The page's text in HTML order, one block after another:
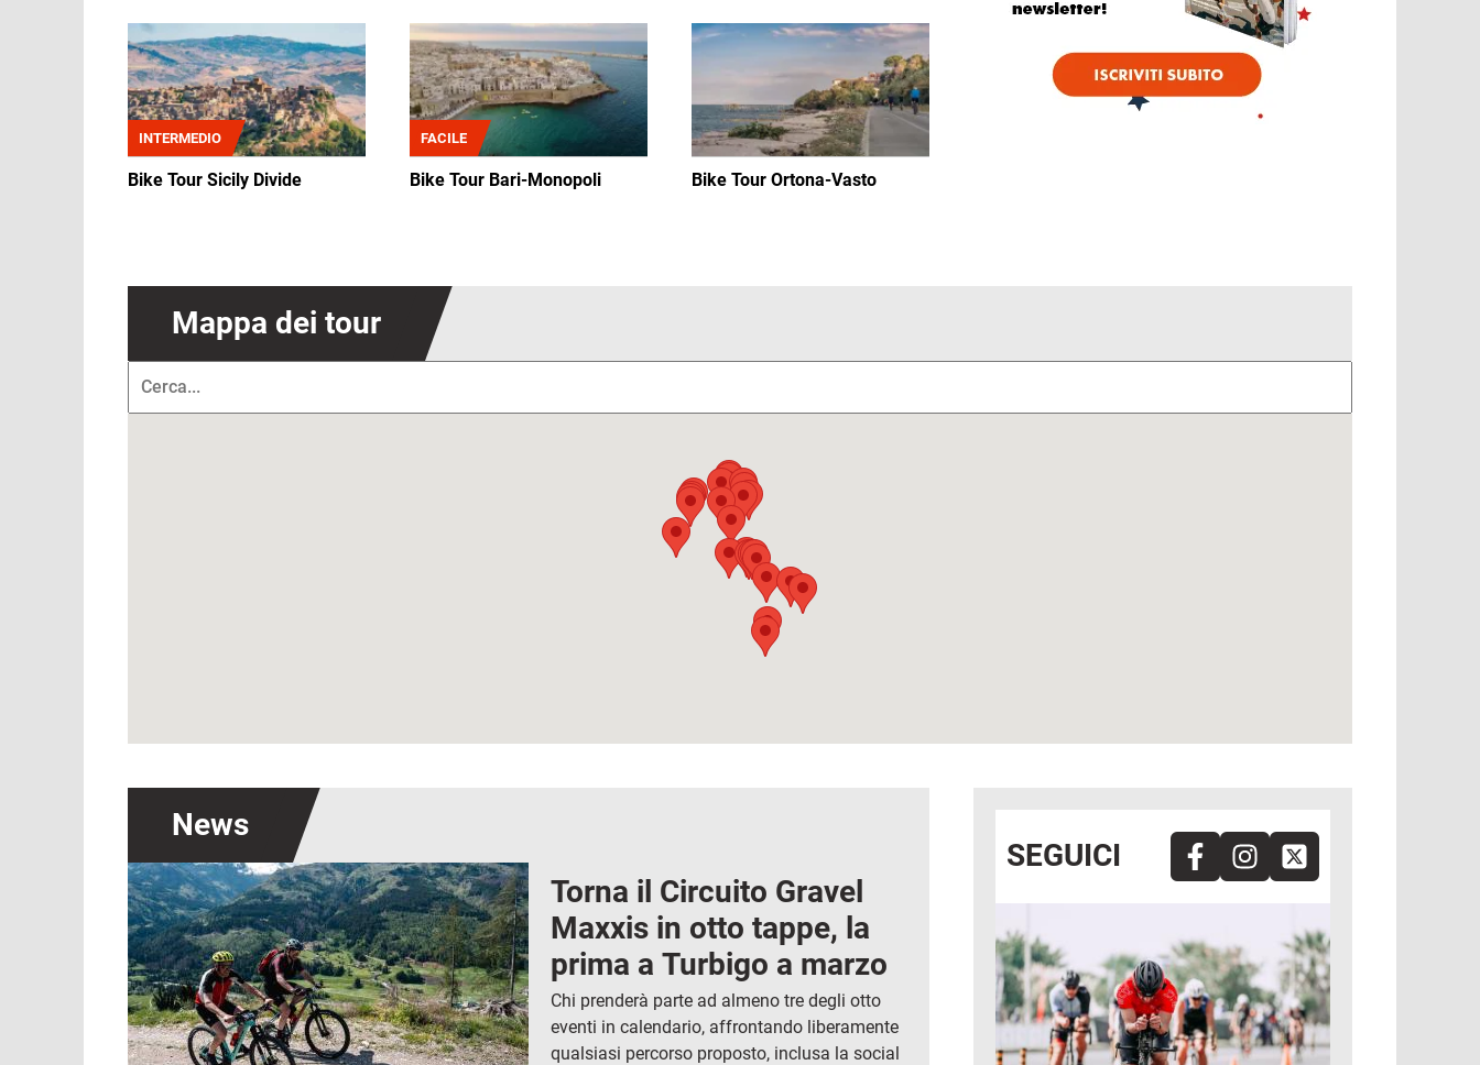
Immagine
INTERMEDIO
Bike Tour Sicily Divide
Immagine
FACILE
Bike Tour Bari-Monopoli
Immagine
Bike Tour Ortona-Vasto
Mappa dei tour
News
Immagine
Torna il Circuito Gravel
Maxxis in otto tappe, la
prima a Turbigo a marzo
Chi prenderà parte ad almeno tre degli otto
eventi in calendario, affrontando liberamente
qualsiasi percorso proposto, inclusa la social
SEGUICI